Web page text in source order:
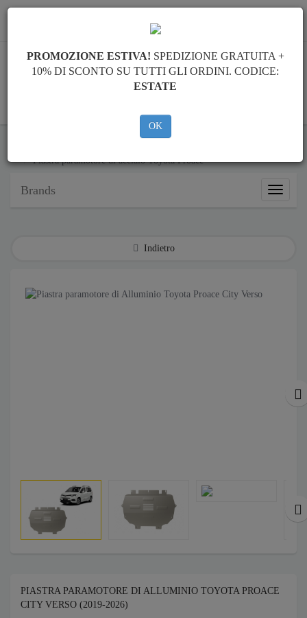
info@piastraparamotore.com
Piastra paramotore di acciaio Toyota Proace
Brands
Brands
Indietro
PIASTRA PARAMOTORE DI ALLUMINIO TOYOTA PROACE
CITY VERSO (2019-2026)
PROMOZIONE ESTIVA! SPEDIZIONE GRATUITA +
10% DI SCONTO SU TUTTI GLI ORDINI. CODICE:
ESTATE
OK